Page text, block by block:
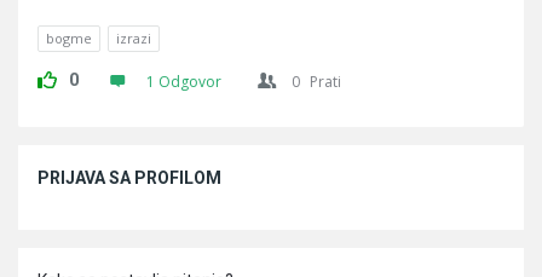
bogme izrazi
0 1 Odgovor 0 Prati
PRIJAVA SA PROFILOM